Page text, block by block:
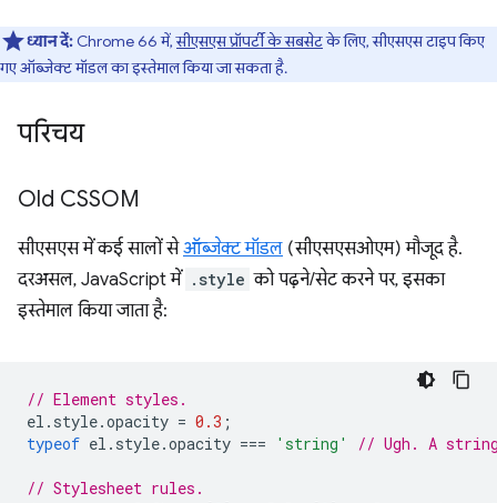
ध्यान दें: Chrome 66 में,सीएसएस प्रॉपर्टी के सबसेटके लिए, सीएसएस टाइप किए
गए ऑब्जेक्ट मॉडल का इस्तेमाल किया जा सकता है.
परिचय
Old CSSOM
सीएसएस में कई सालों सेऑब्जेक्ट मॉडल (सीएसएसओएम) मौजूद है.
दरअसल, JavaScript में .style को पढ़ने/सेट करने पर, इसका
इस्तेमाल किया जाता है:
// Element styles.
el . style.opacity = 0.3 ;
typeof el . style.opacity === 'string' // Ugh. A
// Stylesheet rules.